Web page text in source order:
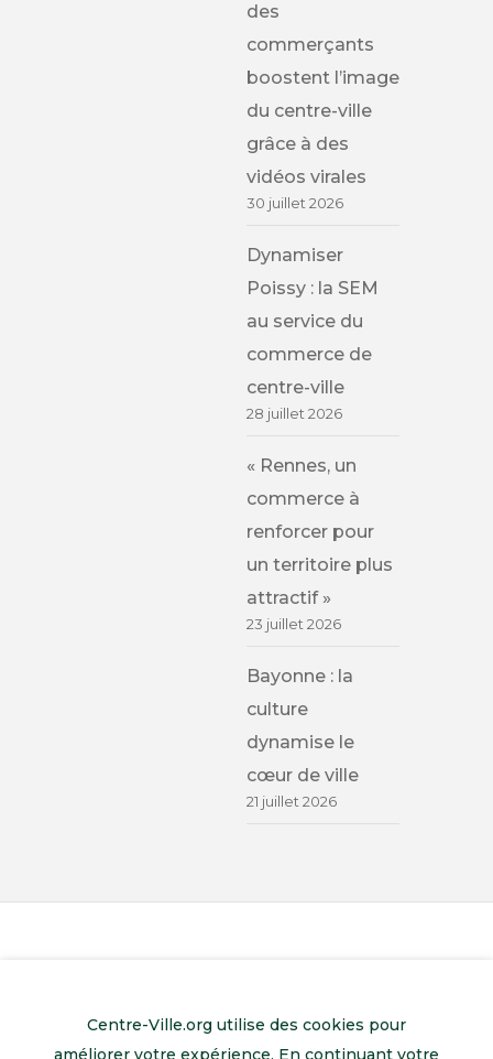
des
commerçants
boostent l’image
du centre-ville
grâce à des
vidéos virales
30 juillet 2026
Dynamiser
Poissy : la SEM
au service du
commerce de
centre-ville
28 juillet 2026
« Rennes, un
commerce à
renforcer pour
un territoire plus
attractif »
23 juillet 2026
Bayonne : la
culture
dynamise le
cœur de ville
21 juillet 2026
Centre-Ville.org utilise des cookies pour
améliorer votre expérience. En continuant votre